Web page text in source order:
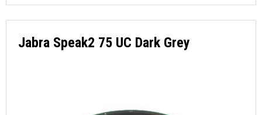
Jabra Speak2 75 UC Dark Grey